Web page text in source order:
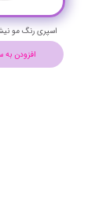
افزودن به